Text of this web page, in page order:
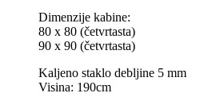
Dimenzije kabine:
80 x 80 (četvrtasta)
90 x 90 (četvrtasta)
Kaljeno staklo debljine 5 mm
Visina: 190cm